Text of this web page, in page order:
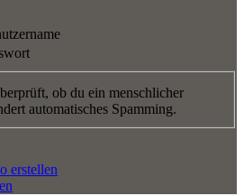
ob du ein menschlicher
automatisches Spamming.
erstellen